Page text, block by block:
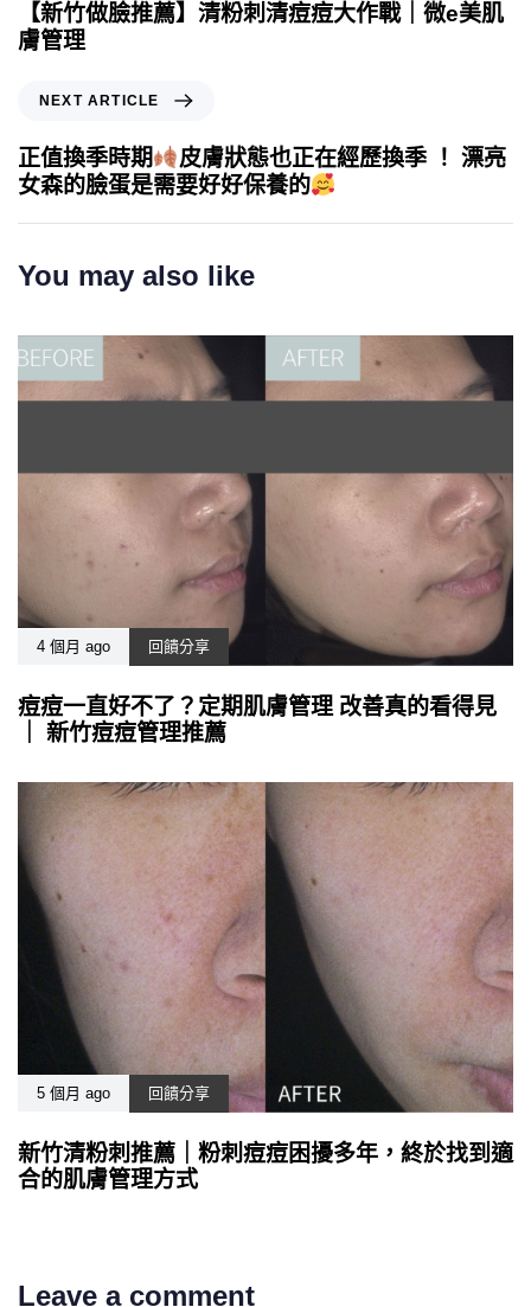
【新竹做臉推薦】清粉刺清痘痘大作戰｜微e美肌
膚管理
NEXT ARTICLE
正值換季時期
皮膚狀態也正在經歷換季 ！ 漂亮
女森的臉蛋是需要好好保養的
You may also like
4 個月 ago 回饋分享
痘痘一直好不了？定期肌膚管理 改善真的看得見
｜ 新竹痘痘管理推薦
5 個月 ago 回饋分享
新竹清粉刺推薦｜粉刺痘痘困擾多年，終於找到適
合的肌膚管理方式
Leave a comment